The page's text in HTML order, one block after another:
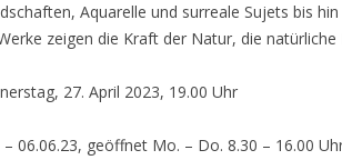
Aquarelle und surreale Sujets bis
zeigen die Kraft der Natur, die natürliche
27. April 2023, 19.00 Uhr
– 06.06.23, geöffnet Mo. – Do. 8.30 – 16.00